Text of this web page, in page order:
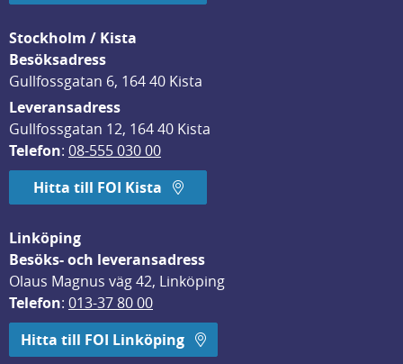
Stockholm / Kista
Besöksadress
Gullfossgatan 6, 164 40 Kista
Leveransadress
Gullfossgatan 12, 164 40 Kista
Telefon: 08-555 030 00
Hitta till FOI Kista
Linköping
Besöks- och leveransadress
Olaus Magnus väg 42, Linköping
Telefon: 013-37 80 00
Hitta till FOI Linköping